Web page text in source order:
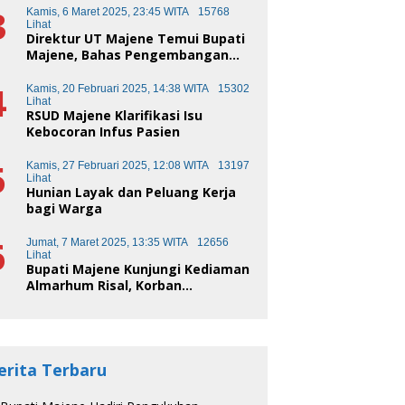
Kamis, 6 Maret 2025, 23:45 WITA
15768
Lihat
Direktur UT Majene Temui Bupati
Majene, Bahas Pengembangan
Kamis, 20 Februari 2025, 14:38 WITA
15302
Lihat
RSUD Majene Klarifikasi Isu
Kebocoran Infus Pasien
Kamis, 27 Februari 2025, 12:08 WITA
13197
Lihat
Hunian Layak dan Peluang Kerja
bagi Warga
Jumat, 7 Maret 2025, 13:35 WITA
12656
Lihat
Bupati Majene Kunjungi Kediaman
Almarhum Risal, Korban
Terbaru